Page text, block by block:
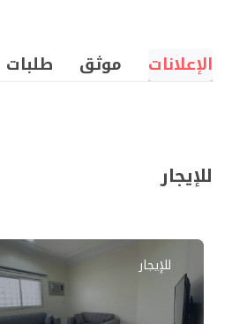
الإعلانات موثق طلبات
للإيجار
للإيجار